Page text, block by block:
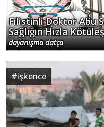
Filistinli Doktor Abu
Sağlığın Hızla
dayanışma datça
#işkence